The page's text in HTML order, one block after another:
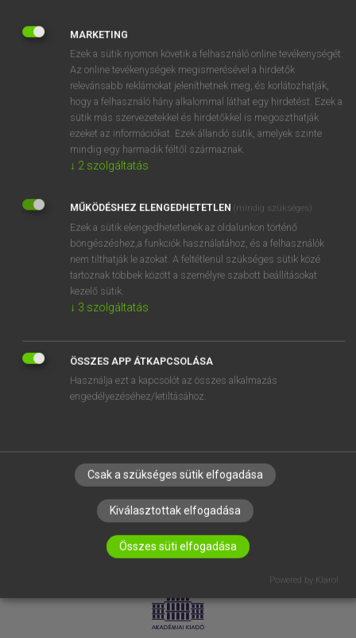
SZOTAR.NET APPLIKÁCIÓ
MICROSOFT OFFICE BŐVÍTMÉNY
BEÉPÜLŐ SZÓTÁRMODUL
ONLINE NYELVVIZSGA
EGYÉNI FELHASZNÁLÓKNAK
TANULÓKNAK
OKTATÁSI INTÉZMÉNYEKNEK
VÁLLALATI MEGOLDÁSOK
RÓLUNK
ELÉRHETŐSÉG
SÜTI BEÁLLÍTÁSOK
LICENCSZERZŐDÉS ADATVÉDELEM
MARKETING
Ezek a sütik nyomon követik a felhasználó online tevékenységét.
Az online tevékenységek megismerésével a hirdetők
relevánsabb reklámokat jeleníthetnek meg, és korlátozhatják,
hogy a felhasználó hány alkalommal láthat egy hirdetést. Ezek a
sütik más szervezetekkel és hirdetőkkel is megoszthatják
ezeket az információkat. Ezek állandó sütik, amelyek szinte
mindig egy harmadik féltől származnak.
↓ 2 szolgáltatás
MŰKÖDÉSHEZ ELENGEDHETETLEN (mindig szükséges)
Ezek a sütik elengedhetetlenek az oldalunkon történő
böngészéshez,a funkciók használatához, és a felhasználók
nem tilthatják le azokat. A feltétlenül szükséges sütik közé
tartoznak többek között a személyre szabott beállításokat
kezelő sütik.
↓ 3 szolgáltatás
ÖSSZES APP ÁTKAPCSOLÁSA
Használja ezt a kapcsolót az összes alkalmazás
engedélyezéséhez/letiltásához.
Csak a szükséges sütik elfogadása
Kiválasztottak elfogadása
Összes süti elfogadása
Powered by Klaro!